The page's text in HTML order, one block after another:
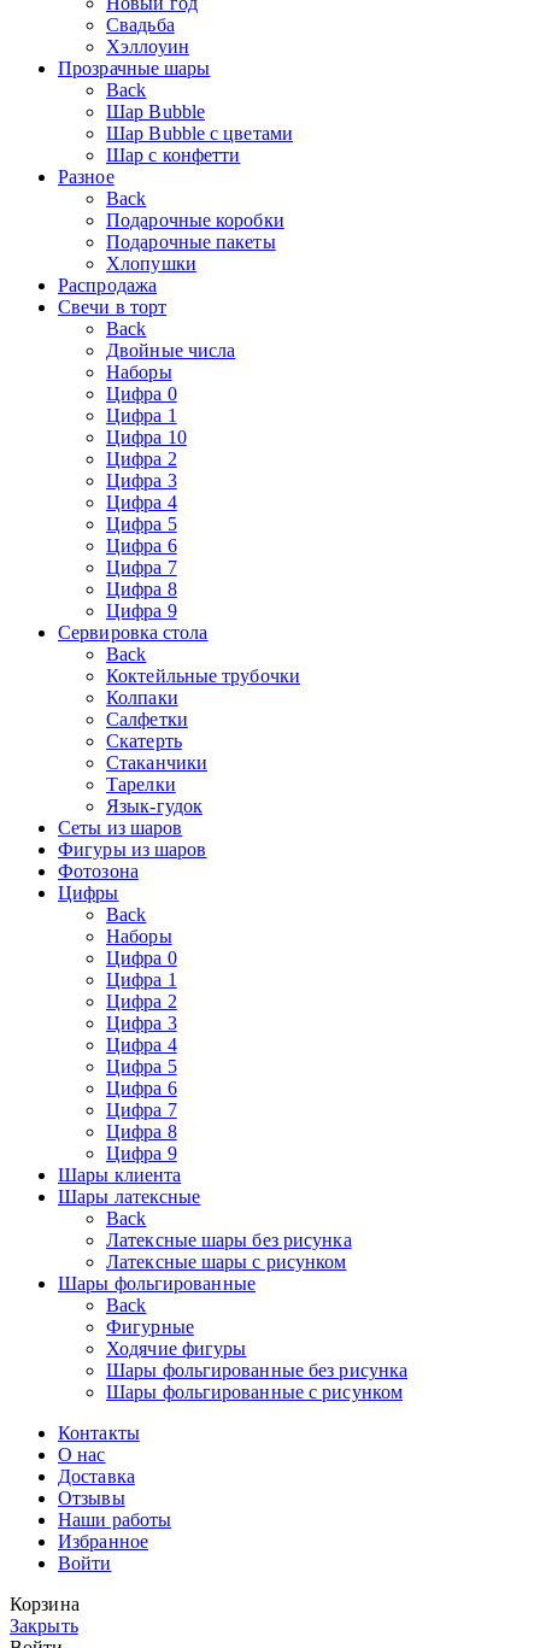
Свадьба
Хэллоуин
Прозрачные шары
Back
Шар Bubble
Шар Bubble с цветами
Шар с конфетти
Разное
Back
Подарочные коробки
Подарочные пакеты
Хлопушки
Распродажа
Свечи в торт
Back
Двойные числа
Наборы
Цифра 0
Цифра 1
Цифра 10
Цифра 2
Цифра 3
Цифра 4
Цифра 5
Цифра 6
Цифра 7
Цифра 8
Цифра 9
Сервировка стола
Back
Коктейльные трубочки
Колпаки
Салфетки
Скатерть
Стаканчики
Тарелки
Язык-гудок
Сеты из шаров
Фигуры из шаров
Фотозона
Цифры
Back
Наборы
Цифра 0
Цифра 1
Цифра 2
Цифра 3
Цифра 4
Цифра 5
Цифра 6
Цифра 7
Цифра 8
Цифра 9
Шары клиента
Шары латексные
Back
Латексные шары без рисунка
Латексные шары с рисунком
Шары фольгированные
Back
Фигурные
Ходячие фигуры
Шары фольгированные без рисунка
Шары фольгированные с рисунком
Контакты
О нас
Доставка
Отзывы
Наши работы
Избранное
Войти
Корзина
Закрыть